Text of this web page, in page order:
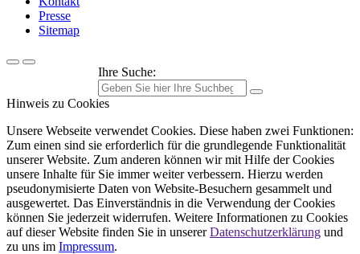
Presse
Sitemap
Ihre Suche:
Hinweis zu Cookies
Unsere Webseite verwendet Cookies. Diese haben zwei Funktionen:
Zum einen sind sie erforderlich für die grundlegende Funktionalität
unserer Website. Zum anderen können wir mit Hilfe der Cookies
unsere Inhalte für Sie immer weiter verbessern. Hierzu werden
pseudonymisierte Daten von Website-Besuchern gesammelt und
ausgewertet. Das Einverständnis in die Verwendung der Cookies
können Sie jederzeit widerrufen. Weitere Informationen zu Cookies
auf dieser Website finden Sie in unsererDatenschutzerklärung und
zu uns im Impressum.